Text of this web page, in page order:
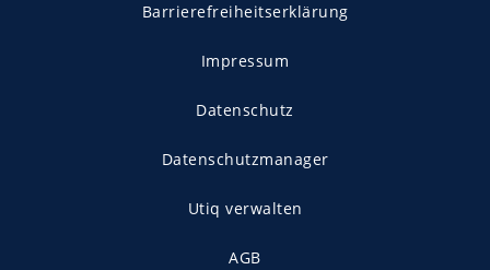
Barrierefreiheitserklärung
Impressum
Datenschutz
Datenschutzmanager
Utiq verwalten
AGB